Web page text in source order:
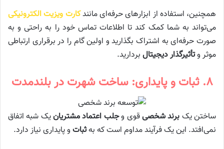
همچنین، استفاده از ابزارهای حرفه‌ای مانندکارت ویزیت الکترونیکی
می‌تواند به شما کمک کند تا اطلاعات تماس خود را به راحتی و به
صورت حرفه‌ای به اشتراک بگذارید و اولین گام را در برقراری ارتباطی
موثر وتأثیرگذار دیجیتال بردارید.
۸. ثبات و پایداری: ساخت شهرت در بلندمدت
ساختن یک برند شخصیقوی وجلب اعتماد مشتریانیک شبه اتفاق
نمی‌افتد. این یک فرآیند مداوم است که بهثبات و پایداری نیاز دارد.